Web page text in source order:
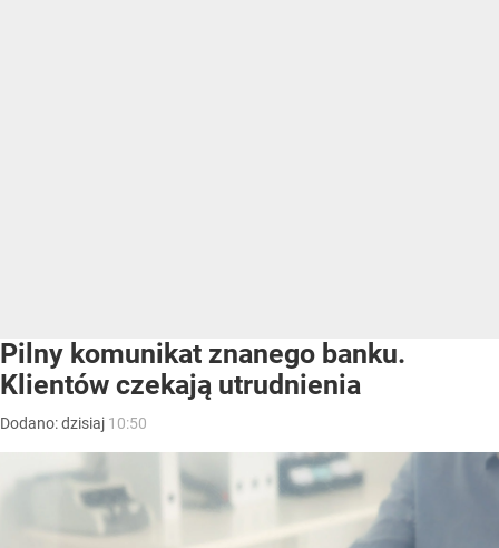
Pilny komunikat znanego banku.
Klientów czekają utrudnienia
Dodano:dzisiaj 10:50